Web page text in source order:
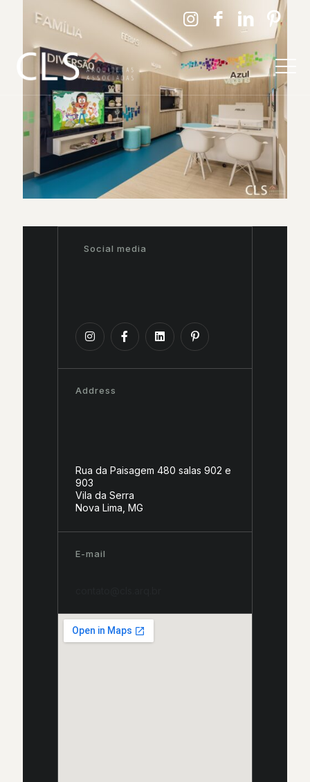
Social media
Address
Rua da Paisagem 480 salas 902 e
903
Vila da Serra
Nova Lima, MG
E-mail